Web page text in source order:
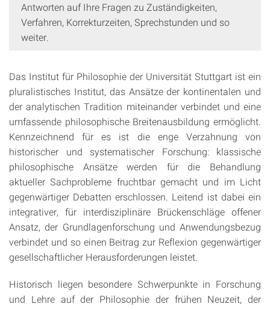
Antworten auf Ihre Fragen zu Zuständigkeiten,
Verfahren, Korrekturzeiten, Sprechstunden und so
weiter.
Das Institut für Philosophie der Universität Stuttgart ist ein
pluralistisches Institut, das Ansätze der kontinentalen und
der analytischen Tradition miteinander verbindet und eine
umfassende philosophische Breitenausbildung ermöglicht.
Kennzeichnend für es ist die enge Verzahnung von
historischer und systematischer Forschung: klassische
philosophische Ansätze werden für die Behandlung
aktueller Sachprobleme fruchtbar gemacht und im Licht
gegenwärtiger Debatten erschlossen. Leitend ist dabei ein
integrativer, für interdisziplinäre Brückenschläge offener
Ansatz, der Grundlagenforschung und Anwendungsbezug
verbindet und so einen Beitrag zur Reflexion gegenwärtiger
gesellschaftlicher Herausforderungen leistet.
Historisch liegen besondere Schwerpunkte in Forschung
und Lehre auf der Philosophie der frühen Neuzeit, der